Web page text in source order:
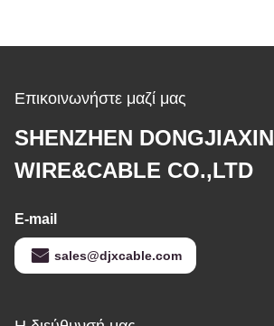
Επικοινωνήστε μαζί μας
SHENZHEN DONGJIAXIN
WIRE&CABLE CO.,LTD
E-mail
sales@djxcable.com